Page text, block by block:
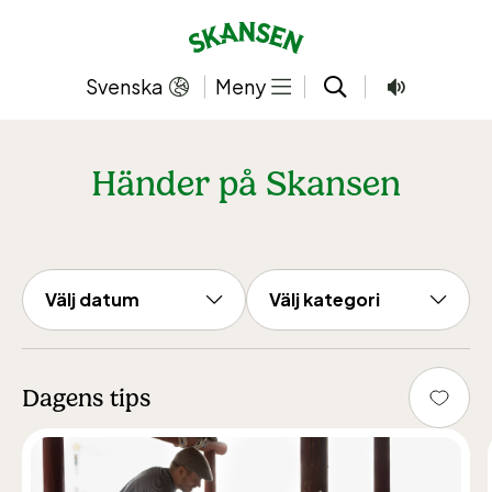
Svenska Meny
Händer på Skansen
Din favorit har lagts till!
Välj
datum
Välj datum
Kategori
Välj kategori
Dagens tips